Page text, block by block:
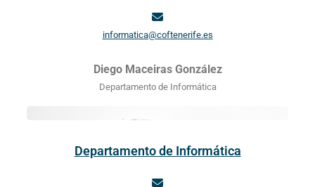
informatica@coftenerife.es
Diego Maceiras González
Departamento de Informática
Departamento de Informática